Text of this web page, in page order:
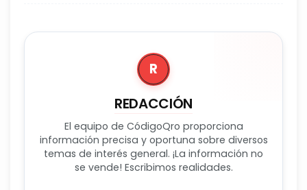
R
REDACCIÓN
El equipo de CódigoQro proporciona
información precisa y oportuna sobre diversos
temas de interés general. ¡La información no
se vende! Escribimos realidades.